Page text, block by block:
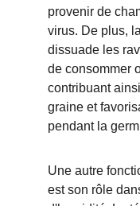
provenir de
virus. De plus,
dissuade les
de consommer
contribuant
graine et
pendant la
Une autre
est son rôle